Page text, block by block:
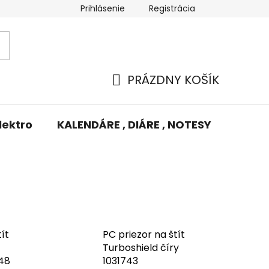
Výmena tovaru Odstúpenie od
Prihlásenie Registrácia
KOŠÍK
PRÁZDNY KOŠÍK
KALENDÁRE , DIÁRE , NOTESY
PC priezor na štít
Turboshield číry
1031743